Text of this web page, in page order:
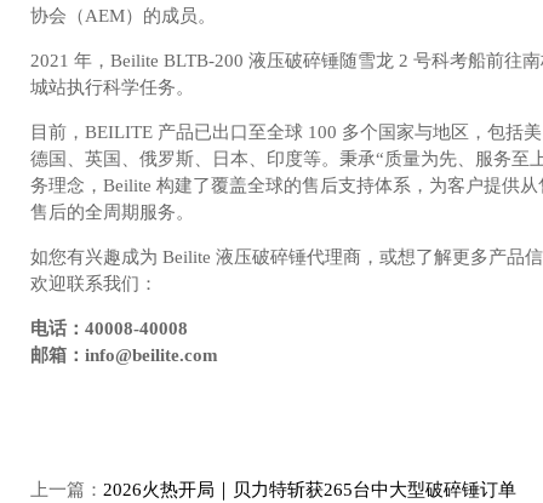
协会（AEM）的成员。
2021 年，Beilite BLTB-200 液压破碎锤随雪龙 2 号科考船前往
城站执行科学任务。
目前，BEILITE 产品已出口至全球 100 多个国家与地区，包括
德国、英国、俄罗斯、日本、印度等。秉承“质量为先、服务至
务理念，Beilite 构建了覆盖全球的售后支持体系，为客户提供从
售后的全周期服务。
如您有兴趣成为 Beilite 液压破碎锤代理商，或想了解更多产品
欢迎联系我们：
电话：40008-40008
邮箱：info@beilite.com
上一篇： 2026火热开局｜贝力特斩获265台中大型破碎锤订单